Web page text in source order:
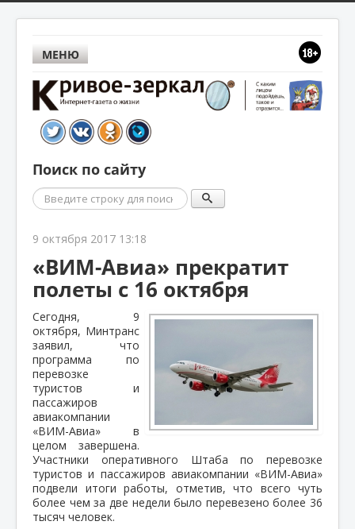
МЕНЮ
Поиск по сайту
Поиск
9 октября 2017 13:18
«ВИМ-Авиа» прекратит
полеты с 16 октября
Сегодня, 9
октября, Минтранс
заявил, что
программа по
перевозке
туристов и
пассажиров
авиакомпании
«ВИМ-Авиа» в
целом завершена.
Участники оперативного Штаба по перевозке
туристов и пассажиров авиакомпании «ВИМ-Авиа»
подвели итоги работы, отметив, что всего чуть
более чем за две недели было перевезено более 36
тысяч человек.